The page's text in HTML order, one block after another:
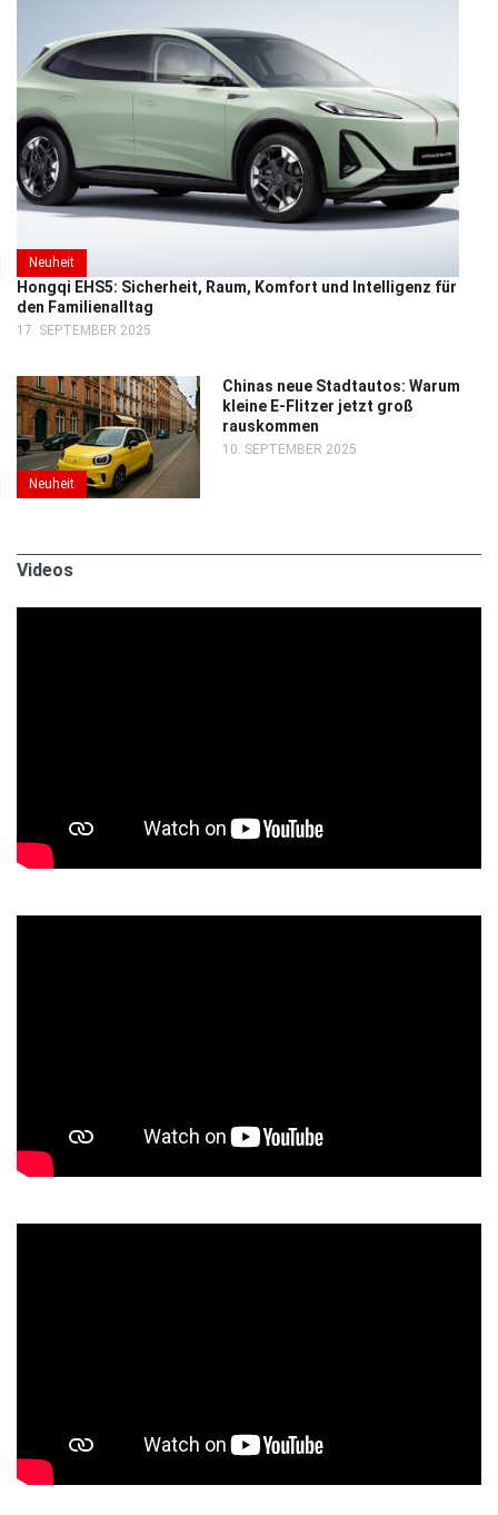
Neuheit
Hongqi EHS5: Sicherheit, Raum, Komfort und Intelligenz für
den Familienalltag
17. SEPTEMBER 2025
Neuheit
Chinas neue Stadtautos: Warum
kleine E-Flitzer jetzt groß
rauskommen
10. SEPTEMBER 2025
Videos